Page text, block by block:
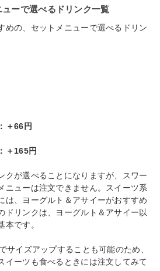
ーで選べるドリンク一覧
めの、セットメニューで選べるドリン
＋66円
＋165円
クが選べることになりますが、スワー
ニューは注文できません。スイーツ系
は、ヨーグルト＆アサイーがおすすめ
ドリンクは、ヨーグルト＆アサイー以
本です。
サイズアップすることも可能のため、
イーツも食べるときには注文してみて